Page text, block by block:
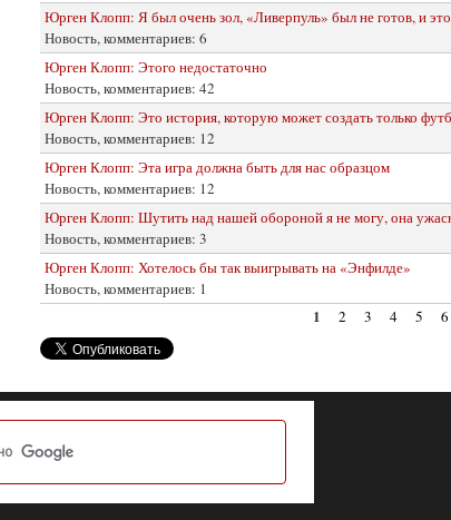
Юрген Клопп: Я был очень зол, «Ливерпуль» был не готов, и
Новость, комментариев: 6
Юрген Клопп: Этого недостаточно
Новость, комментариев: 42
Юрген Клопп: Это история, которую может создать только
Новость, комментариев: 12
Юрген Клопп: Эта игра должна быть для нас образцом
Новость, комментариев: 12
Юрген Клопп: Шутить над нашей обороной я не могу, она
Новость, комментариев: 3
Юрген Клопп: Хотелось бы так выигрывать на «Энфилде»
Новость, комментариев: 1
1 2 3 4 5 6